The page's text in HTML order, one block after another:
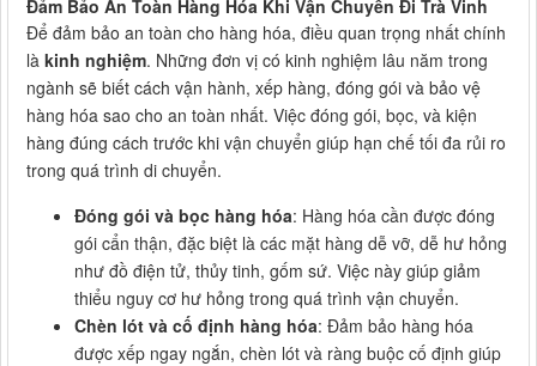
Đảm Bảo An Toàn Hàng Hóa Khi Vận Chuyển Đi Trà Vinh
Để đảm bảo an toàn cho hàng hóa, điều quan trọng nhất chính
là kinh nghiệm. Những đơn vị có kinh nghiệm lâu năm trong
ngành sẽ biết cách vận hành, xếp hàng, đóng gói và bảo vệ
hàng hóa sao cho an toàn nhất. Việc đóng gói, bọc, và kiện
hàng đúng cách trước khi vận chuyển giúp hạn chế tối đa rủi ro
trong quá trình di chuyển.
Đóng gói và bọc hàng hóa: Hàng hóa cần được đóng
gói cẩn thận, đặc biệt là các mặt hàng dễ vỡ, dễ hư hỏng
như đồ điện tử, thủy tinh, gốm sứ. Việc này giúp giảm
thiểu nguy cơ hư hỏng trong quá trình vận chuyển.
Chèn lót và cố định hàng hóa: Đảm bảo hàng hóa
được xếp ngay ngắn, chèn lót và ràng buộc cố định giúp